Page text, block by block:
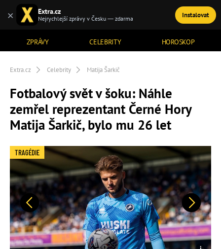
ZPRÁVY CELEBRITY HOROSKOP
TÉMATA
Extra.cz Celebrity Matija Šarkič
Fotbalový svět v šoku: Náhle
zemřel reprezentant Černé Hory
Matija Šarkič, bylo mu 26 let
Předchozí Další
TRAGÉDIE
× Extra.cz
Nejrychlejší zprávy v Česku — zdarma Instalovat